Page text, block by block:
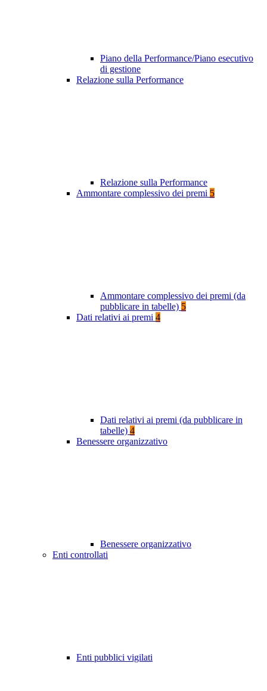
Piano della Performance/Piano esecutivo
di gestione
Relazione sulla Performance
Relazione sulla Performance
Ammontare complessivo dei premi 5
Ammontare complessivo dei premi (da
pubblicare in tabelle) 5
Dati relativi ai premi 4
Dati relativi ai premi (da pubblicare in
tabelle) 4
Benessere organizzativo
Benessere organizzativo
Enti controllati
Enti pubblici vigilati